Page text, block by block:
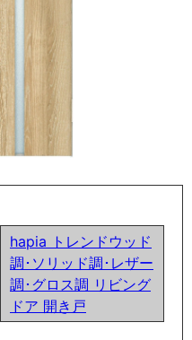
hapia トレンドウッド
調･ソリッド調･レザー
調･グロス調 リビング
ドア 開き戸